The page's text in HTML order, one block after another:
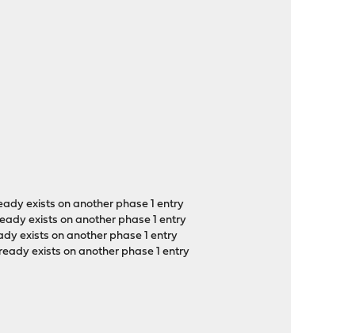
exists on another phase 1 entry
exists on another phase 1 entry
exists on another phase 1 entry
exists on another phase 1 entry